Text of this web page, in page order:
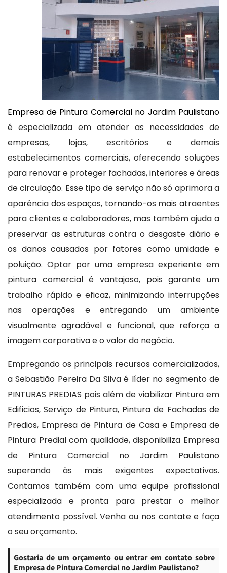
Empresa de Pintura Comercial no Jardim Paulistano
é especializada em atender as necessidades de
empresas, lojas, escritórios e demais
estabelecimentos comerciais, oferecendo soluções
para renovar e proteger fachadas, interiores e áreas
de circulação. Esse tipo de serviço não só aprimora a
aparência dos espaços, tornando-os mais atraentes
para clientes e colaboradores, mas também ajuda a
preservar as estruturas contra o desgaste diário e
os danos causados por fatores como umidade e
poluição. Optar por uma empresa experiente em
pintura comercial é vantajoso, pois garante um
trabalho rápido e eficaz, minimizando interrupções
nas operações e entregando um ambiente
visualmente agradável e funcional, que reforça a
imagem corporativa e o valor do negócio.
Empregando os principais recursos comercializados,
a Sebastião Pereira Da Silva é líder no segmento de
PINTURAS PREDIAS pois além de viabilizar Pintura em
Edificios, Serviço de Pintura, Pintura de Fachadas de
Predios, Empresa de Pintura de Casa e Empresa de
Pintura Predial com qualidade, disponibiliza Empresa
de Pintura Comercial no Jardim Paulistano
superando às mais exigentes expectativas.
Contamos também com uma equipe profissional
especializada e pronta para prestar o melhor
atendimento possível. Venha ou nos contate e faça
o seu orçamento.
Gostaria de um orçamento ou entrar em contato sobre
Empresa de Pintura Comercial no Jardim Paulistano?